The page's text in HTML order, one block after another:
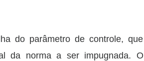
do parâmetro de controle, que
da norma a ser impugnada. O